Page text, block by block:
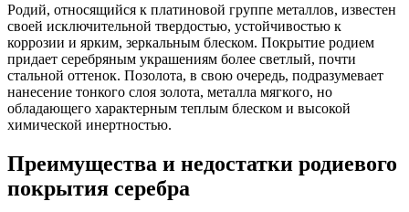
Родий, относящийся к платиновой группе металлов, известен
своей исключительной твердостью, устойчивостью к
коррозии и ярким, зеркальным блеском. Покрытие родием
придает серебряным украшениям более светлый, почти
стальной оттенок. Позолота, в свою очередь, подразумевает
нанесение тонкого слоя золота, металла мягкого, но
обладающего характерным теплым блеском и высокой
химической инертностью.
Преимущества и недостатки родиевого
покрытия серебра